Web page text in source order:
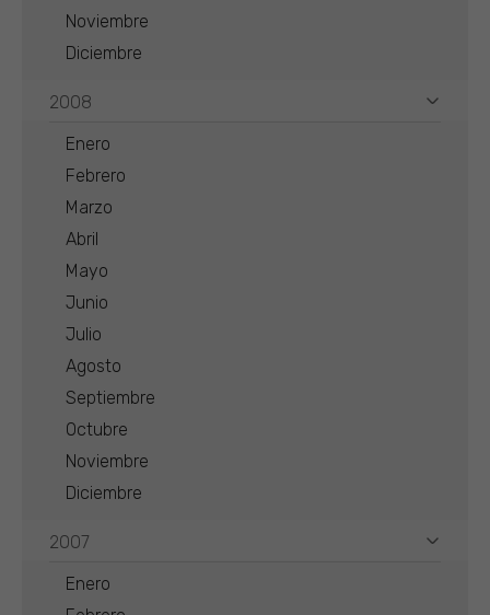
Noviembre
Diciembre
2008
Enero
Febrero
Marzo
Abril
Mayo
Junio
Julio
Agosto
Septiembre
Octubre
Noviembre
Diciembre
2007
Enero